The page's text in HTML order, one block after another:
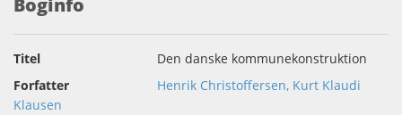
Boginfo
Titel
Den danske kommunekonstruktion
Forfatter
Henrik Christoffersen, Kurt Klaudi
Klausen